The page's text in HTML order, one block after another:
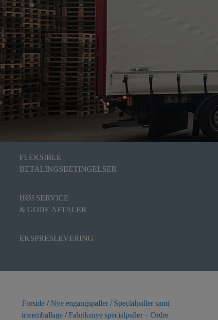
FLEKSIBLE
BETALINGSBETINGELSER
HØJ SERVICE
& GODE AFTALER
EKSPRESLEVERING
Forside /Nye engangspaller / Specialpaller samt
træemballage /Fabriksnye specialpaller – Ordre